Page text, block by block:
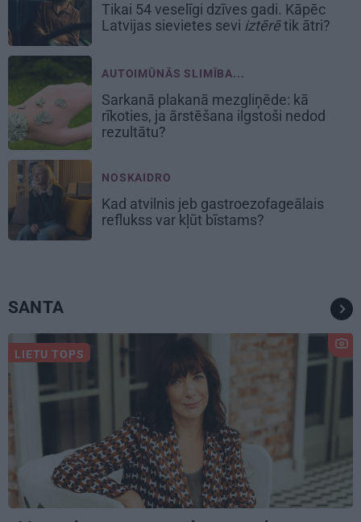
Tikai 54 veselīgi dzīves gadi. Kāpēc
Latvijas sievietes sevi iztērētik ātri?
AUTOIMŪNĀS SLIMĪBA...
Sarkanā plakanā mezgliņēde: kā
rīkoties, ja ārstēšana ilgstoši nedod
rezultātu?
NOSKAIDRO
Kad atvilnis jeb gastroezofageālais
reflukss var kļūt bīstams?
SANTA
LIETU TOPS